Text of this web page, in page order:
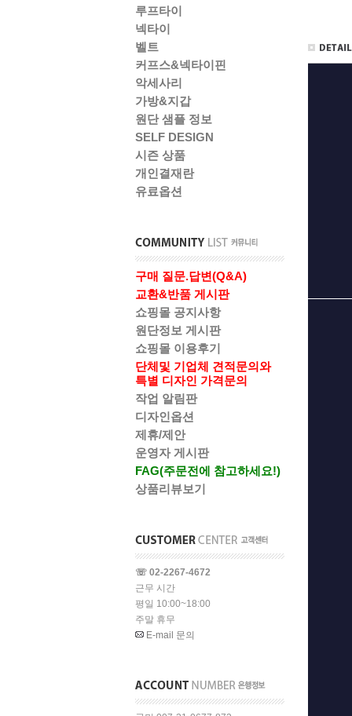
루프타이
넥타이
벨트
커프스&넥타이핀
악세사리
가방&지갑
원단 샘플 정보
SELF DESIGN
시즌 상품
개인결재란
유료옵션
구매 질문.답변(Q&A)
교환&반품 게시판
쇼핑몰 공지사항
원단정보 게시판
쇼핑몰 이용후기
단체및 기업체 견적문의와
특별 디자인 가격문의
작업 알림판
디자인옵션
제휴/제안
운영자 게시판
FAG(주문전에 참고하세요!)
상품리뷰보기
☏ 02-2267-4672
근무 시간
평일 10:00~18:00
주말 휴무
E-mail 문의